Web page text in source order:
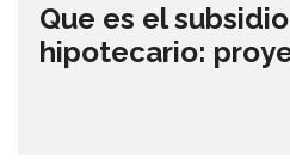
Que es el
hipotecario: